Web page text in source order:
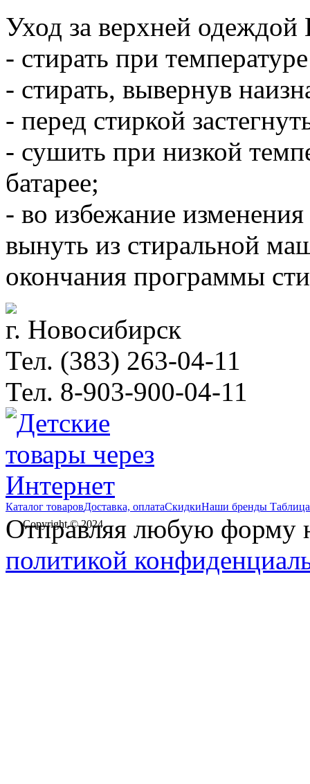
Уход за верхней одеждой
- стирать при
- стирать, вывернув
- перед стиркой
- сушить при низкой
батарее;
- во избежание
вынуть из стиральной
окончания программы
г. Новосибирск
Тел. (383) 263-04-11
Тел. 8-903-900-04-11
Каталог товаровДоставка, оплатаСкидкиНаши бренды
Copyright © 2024
Отправляя любую форму
политикой